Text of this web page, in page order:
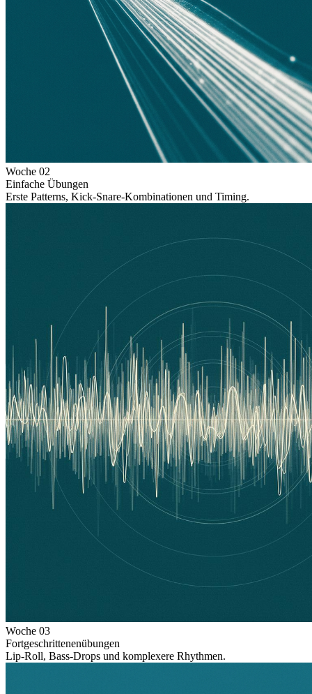
Woche 02
Einfache Übungen
Erste Patterns, Kick-Snare-Kombinationen und Timing.
Woche 03
Fortgeschrittenenübungen
Lip-Roll, Bass-Drops und komplexere Rhythmen.